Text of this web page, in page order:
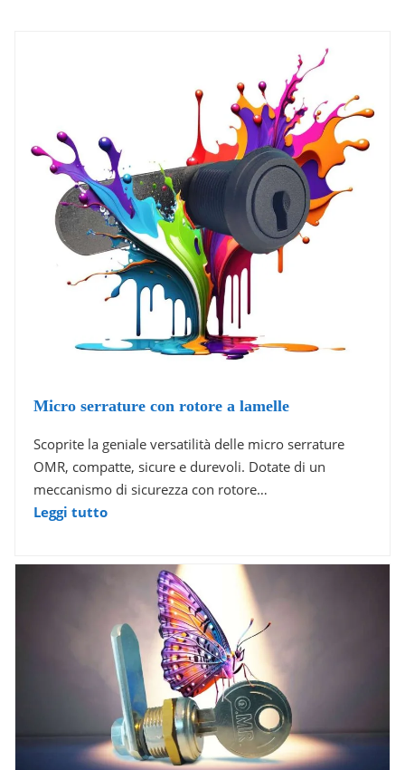
Micro serrature con rotore a lamelle
Scoprite la geniale versatilità delle micro serrature
OMR, compatte, sicure e durevoli. Dotate di un
meccanismo di sicurezza con rotore…
Leggi tutto